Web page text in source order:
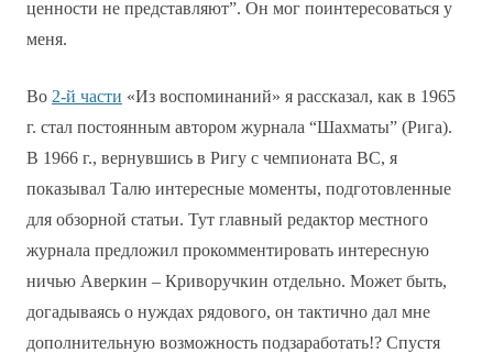
ценности не представляют”. Он мог поинтересоваться у
меня.
Во 2-й части «Из воспоминаний» я рассказал, как в 1965
г. стал постоянным автором журнала “Шахматы” (Рига).
В 1966 г., вернувшись в Ригу с чемпионата ВС, я
показывал Талю интересные моменты, подготовленные
для обзорной статьи. Тут главный редактор местного
журнала предложил прокомментировать интересную
ничью Аверкин – Криворучкин отдельно. Может быть,
догадываясь о нуждах рядового, он тактично дал мне
дополнительную возможность подзаработать!? Спустя